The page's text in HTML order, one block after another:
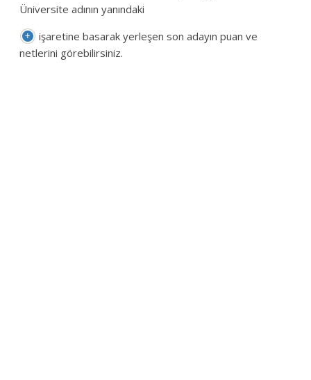
Üniversite adının yanındaki
işaretine basarak yerleşen son adayın puan ve
netlerini görebilirsiniz.